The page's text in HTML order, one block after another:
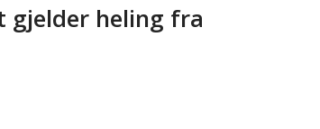
heling fra